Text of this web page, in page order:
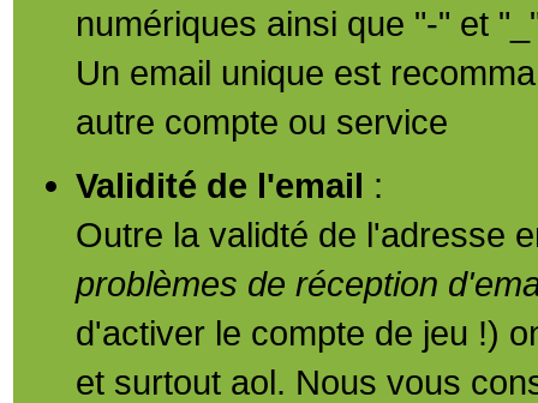
numériques ainsi que "-" et
Un email unique est
autre compte ou service
Validité de l'email :
Outre la validté de l'adresse
problèmes de réception
d'activer le compte de jeu !)
et surtout aol. Nous vous